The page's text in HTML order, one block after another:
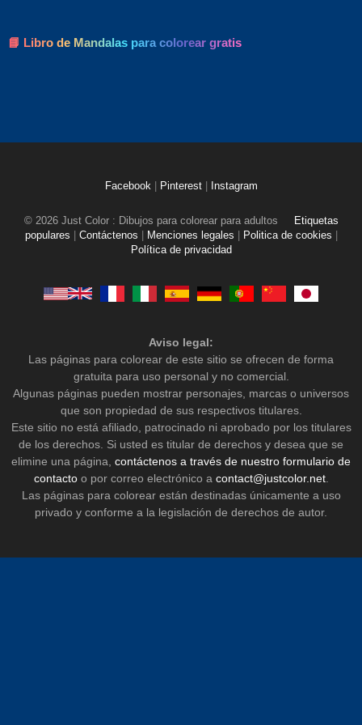
📘 Libro de Mandalas para colorear gratis
Facebook Pinterest Instagram
© 2026 Just Color : Dibujos para colorear para adultos
Etiquetas
populares
Contáctenos Menciones legales Politica de cookies
Política de privacidad
Aviso legal:
Las páginas para colorear de este sitio se ofrecen de forma
gratuita para uso personal y no comercial.
Algunas páginas pueden mostrar personajes, marcas o universos
que son propiedad de sus respectivos titulares.
Este sitio no está afiliado, patrocinado ni aprobado por los titulares
de los derechos. Si usted es titular de derechos y desea que se
elimine una página, contáctenos a través de nuestro formulario de
contactoo por correo electrónico a contact@justcolor.net.
Las páginas para colorear están destinadas únicamente a uso
privado y conforme a la legislación de derechos de autor.